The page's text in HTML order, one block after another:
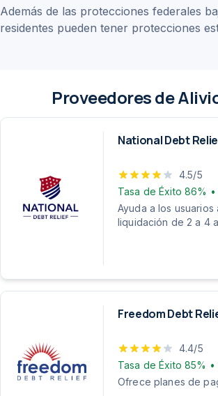
Además de las protecciones federales
residentes pueden tener protecciones
Proveedores de
National Debt
4.5/5
Tasa de Éxito 86% •
Ayuda a los
liquidación de 2 a 4
Freedom Debt
4.4/5
Tasa de Éxito 85% •
Ofrece planes de